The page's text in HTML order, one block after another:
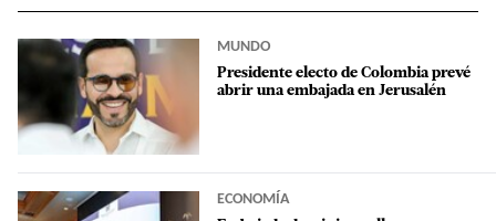
MUNDO
Presidente electo de Colombia prevé
abrir una embajada en Jerusalén
ECONOMÍA